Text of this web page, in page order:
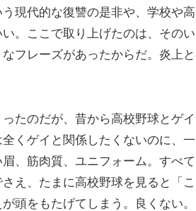
現代的な復讐の是非や、学校や高
。ここで取り上げたのは、そのい
フレーズがあったからだ。炎上と
たのだが、昔から高校野球とゲイ
くゲイと関係したくないのに、一
、筋肉質、ユニフォーム。すべて
え、たまに高校野球を見ると「こ
頭をもたげてしまう。良くない。